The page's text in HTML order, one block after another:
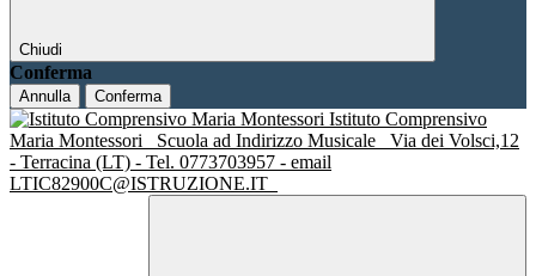
Chiudi
Conferma
Annulla Conferma
Istituto Comprensivo
Maria Montessori
Scuola ad Indirizzo Musicale
Via dei Volsci,12
- Terracina (LT) - Tel. 0773703957 - email
LTIC82900C@ISTRUZIONE.IT